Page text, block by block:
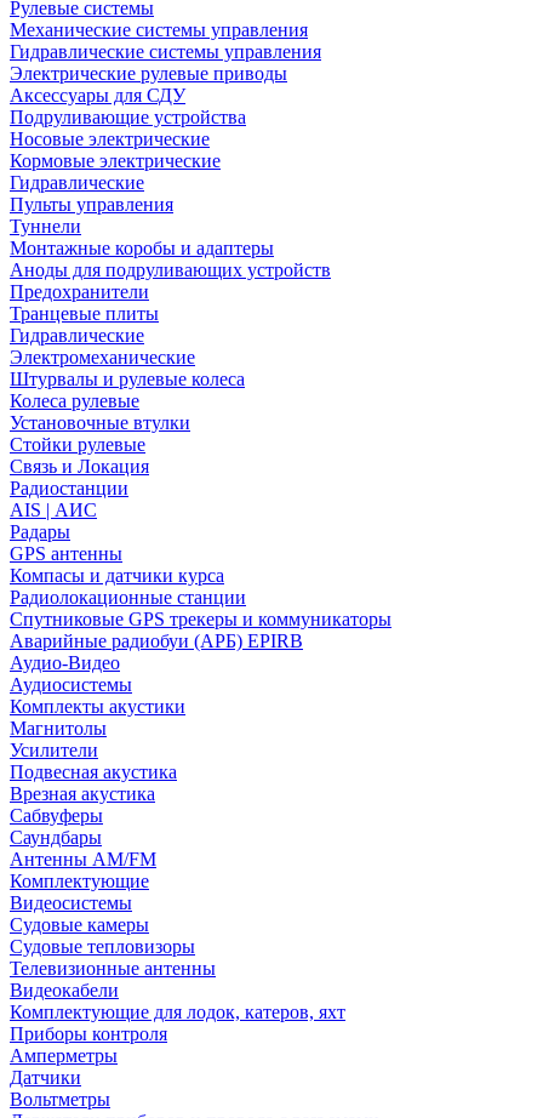
Рулевые системы
Механические системы управления
Гидравлические системы управления
Электрические рулевые приводы
Аксессуары для СДУ
Подруливающие устройства
Носовые электрические
Кормовые электрические
Гидравлические
Пульты управления
Туннели
Монтажные коробы и адаптеры
Аноды для подруливающих устройств
Предохранители
Транцевые плиты
Гидравлические
Электромеханические
Штурвалы и рулевые колеса
Колеса рулевые
Установочные втулки
Стойки рулевые
Связь и Локация
Радиостанции
AIS | АИС
Радары
GPS антенны
Компасы и датчики курса
Радиолокационные станции
Спутниковые GPS трекеры и коммуникаторы
Аварийные радиобуи (АРБ) EPIRB
Аудио-Видео
Аудиосистемы
Комплекты акустики
Магнитолы
Усилители
Подвесная акустика
Врезная акустика
Сабвуферы
Саундбары
Антенны AM/FM
Комплектующие
Видеосистемы
Судовые камеры
Cудовые тепловизоры
Телевизионные антенны
Видеокабели
Комплектующие для лодок, катеров, яхт
Приборы контроля
Амперметры
Датчики
Вольтметры